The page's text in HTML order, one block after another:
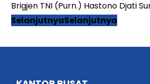
Brigjen TNI (Purn.) Hastono Djati
SelanjutnyaSelanjutnya